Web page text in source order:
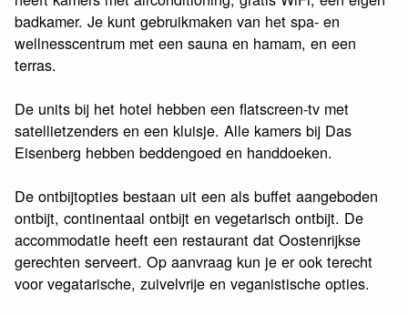
badkamer. Je kunt gebruikmaken van het spa- en
wellnesscentrum met een sauna en hamam, en een
terras.
De units bij het hotel hebben een flatscreen-tv met
satellietzenders en een kluisje. Alle kamers bij Das
Eisenberg hebben beddengoed en handdoeken.
De ontbijtopties bestaan uit een als buffet aangeboden
ontbijt, continentaal ontbijt en vegetarisch ontbijt. De
accommodatie heeft een restaurant dat Oostenrijkse
gerechten serveert. Op aanvraag kun je er ook terecht
voor vegatarische, zuivelvrije en veganistische opties.